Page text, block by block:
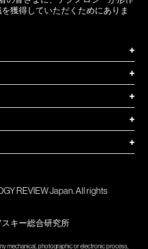
獲得していただくためにありま
+
+
+
+
+
REVIEW Japan. All rights
キー総合研究所
mechanical, photographic or electronic process,